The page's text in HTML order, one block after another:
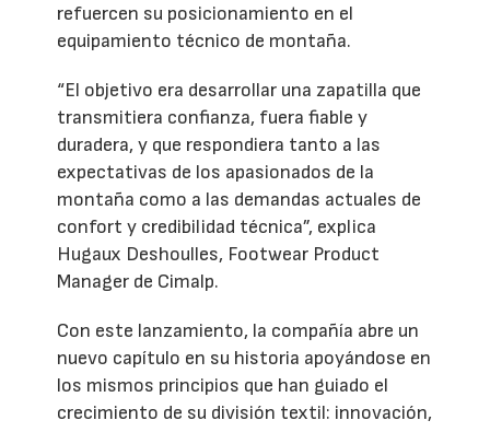
refuercen su posicionamiento en el
equipamiento técnico de montaña.
“El objetivo era desarrollar una zapatilla que
transmitiera confianza, fuera fiable y
duradera, y que respondiera tanto a las
expectativas de los apasionados de la
montaña como a las demandas actuales de
confort y credibilidad técnica”, explica
Hugaux Deshoulles, Footwear Product
Manager de Cimalp.
Con este lanzamiento, la compañía abre un
nuevo capítulo en su historia apoyándose en
los mismos principios que han guiado el
crecimiento de su división textil: innovación,